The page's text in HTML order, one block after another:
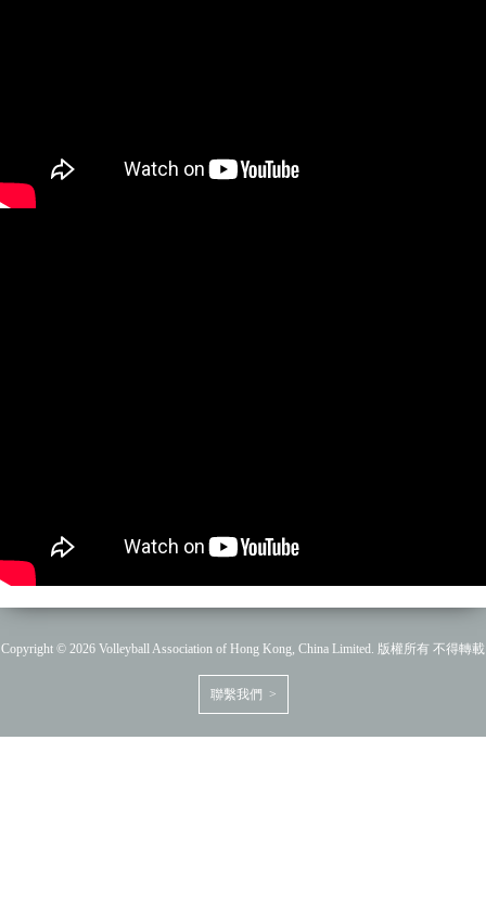
Copyright © 2026 Volleyball Association of Hong Kong, China Limited. 版權所有 不得轉載
聯繫我們 >